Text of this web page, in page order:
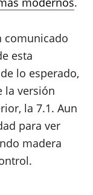
comunicado
esta
lo esperado,
la versión
la 7.1. Aun
para ver
madera